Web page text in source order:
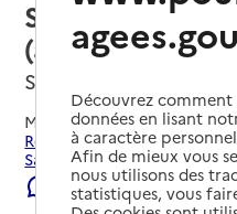
Service
(aide) – Services
Sainte-Agathe-la-
Mis à jour le04/08/2026
Rechercher les
Sainte-Agathe-la-
Signaler une erreur
Découvrez
données en lisant
à caractère
Afin de mieux vous
nous utilisons des
statistiques, vous